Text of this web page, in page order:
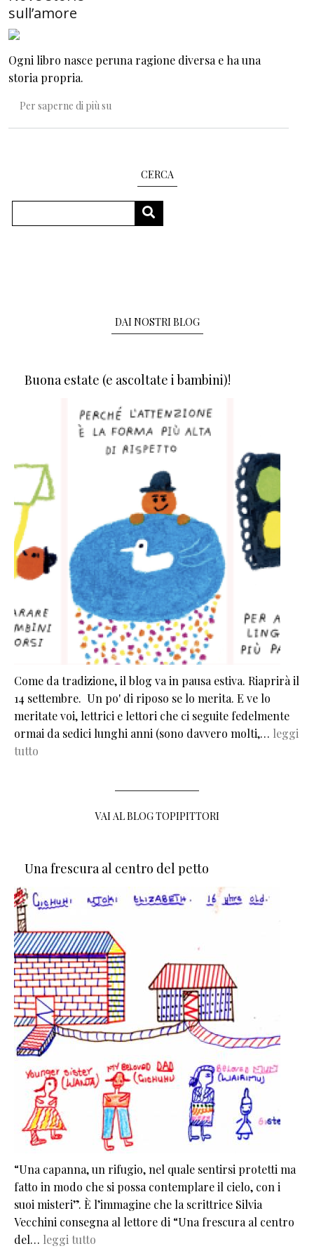
sull’amore
Ogni libro nasce peruna ragione diversa e ha una
storia propria.
Per saperne di più su
CERCA
CERCA
DAI NOSTRI BLOG
Buona estate (e ascoltate i bambini)!
Come da tradizione, il blog va in pausa estiva. Riaprirà il
14 settembre. Un po' di riposo se lo merita. E ve lo
meritate voi, lettrici e lettori che ci seguite fedelmente
ormai da sedici lunghi anni (sono davvero molti,… leggi
tutto
VAI AL BLOG TOPIPITTORI
Una frescura al centro del petto
“Una capanna, un rifugio, nel quale sentirsi protetti ma
fatto in modo che si possa contemplare il cielo, con i
suoi misteri”. È l’immagine che la scrittrice Silvia
Vecchini consegna al lettore di “Una frescura al centro
del… leggi tutto